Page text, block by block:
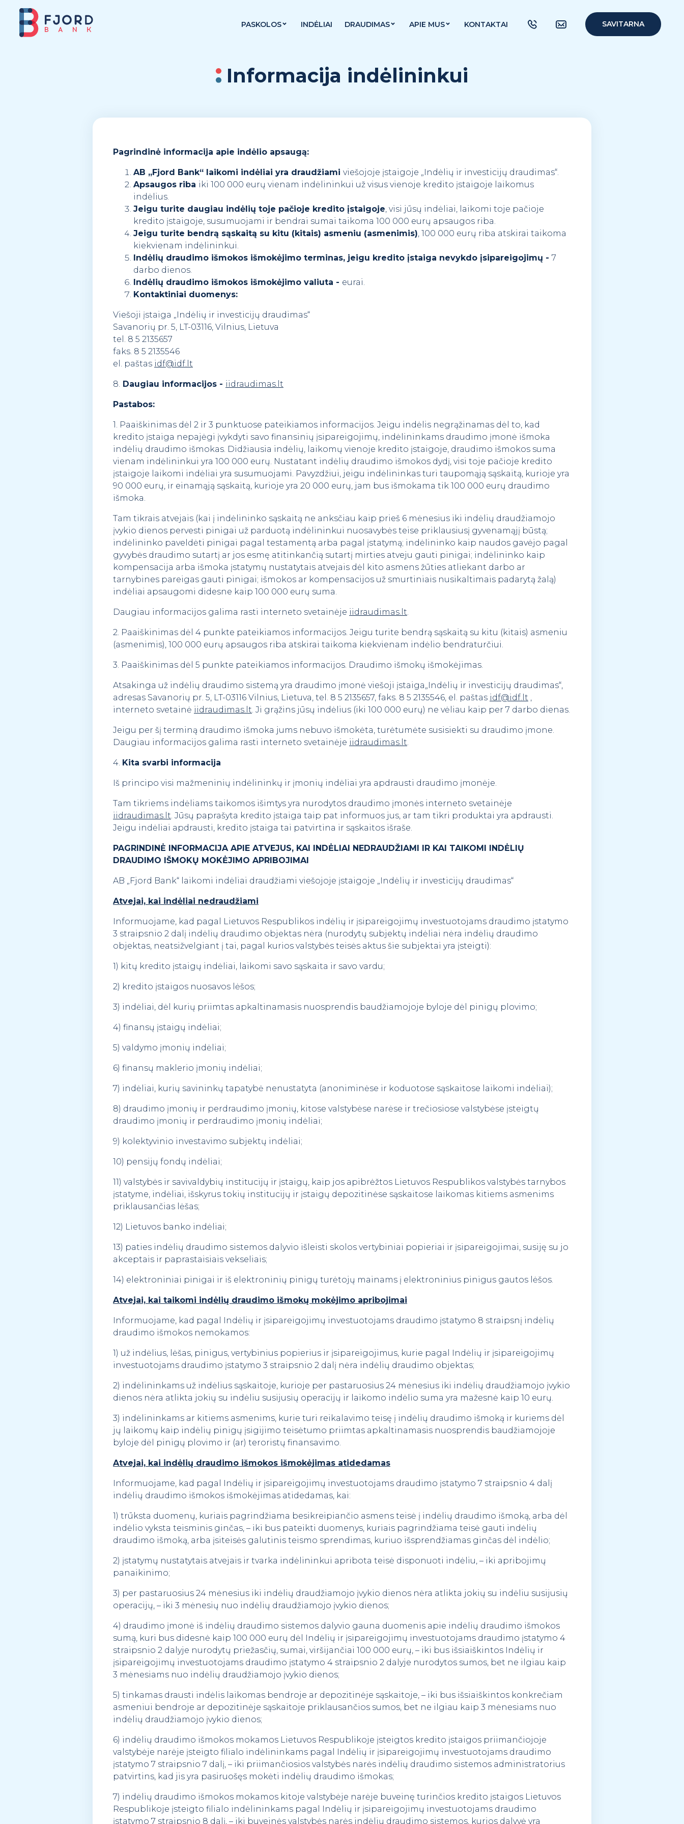
PASKOLOS INDĖLIAI DRAUDIMAS APIE MUS KONTAKTAI SAVITARNA
Informacija indėlininkui
Pagrindinė informacija apie indėlio apsaugą:
AB „Fjord Bank“ laikomi indėliai yra draudžiami viešojoje įstaigoje „Indėlių ir investicijų draudimas“.
Apsaugos riba iki 100 000 eurų vienam indėlininkui už visus vienoje kredito įstaigoje laikomus
indėlius.
Jeigu turite daugiau indėlių toje pačioje kredito įstaigoje, visi jūsų indėliai, laikomi toje pačioje
kredito įstaigoje, susumuojami ir bendrai sumai taikoma 100 000 eurų apsaugos riba.
Jeigu turite bendrą sąskaitą su kitu (kitais) asmeniu (asmenimis), 100 000 eurų riba atskirai taikoma
kiekvienam indėlininkui.
Indėlių draudimo išmokos išmokėjimo terminas, jeigu kredito įstaiga nevykdo įsipareigojimų - 7
darbo dienos.
Indėlių draudimo išmokos išmokėjimo valiuta - eurai.
Kontaktiniai duomenys:
Viešoji įstaiga „Indėlių ir investicijų draudimas“
Savanorių pr. 5, LT-03116, Vilnius, Lietuva
tel. 8 5 2135657
faks. 8 5 2135546
el. paštas idf@idf.lt
8. Daugiau informacijos - iidraudimas.lt
Pastabos:
1. Paaiškinimas dėl 2 ir 3 punktuose pateikiamos informacijos. Jeigu indėlis negrąžinamas dėl to, kad
kredito įstaiga nepajėgi įvykdyti savo finansinių įsipareigojimų, indėlininkams draudimo įmonė išmoka
indėlių draudimo išmokas. Didžiausia indėlių, laikomų vienoje kredito įstaigoje, draudimo išmokos suma
vienam indėlininkui yra 100 000 eurų. Nustatant indėlių draudimo išmokos dydį, visi toje pačioje kredito
įstaigoje laikomi indėliai yra susumuojami. Pavyzdžiui, jeigu indėlininkas turi taupomąją sąskaitą, kurioje yra
90 000 eurų, ir einamąją sąskaitą, kurioje yra 20 000 eurų, jam bus išmokama tik 100 000 eurų draudimo
išmoka.
Tam tikrais atvejais (kai į indėlininko sąskaitą ne anksčiau kaip prieš 6 mėnesius iki indėlių draudžiamojo
įvykio dienos pervesti pinigai už parduotą indėlininkui nuosavybės teise priklausiusį gyvenamąjį būstą;
indėlininko paveldėti pinigai pagal testamentą arba pagal įstatymą; indėlininko kaip naudos gavėjo pagal
gyvybės draudimo sutartį ar jos esmę atitinkančią sutartį mirties atveju gauti pinigai; indėlininko kaip
kompensacija arba išmoka įstatymų nustatytais atvejais dėl kito asmens žūties atliekant darbo ar
tarnybines pareigas gauti pinigai; išmokos ar kompensacijos už smurtiniais nusikaltimais padarytą žalą)
indėliai apsaugomi didesne kaip 100 000 eurų suma.
Daugiau informacijos galima rasti interneto svetainėje iidraudimas.lt.
2. Paaiškinimas dėl 4 punkte pateikiamos informacijos. Jeigu turite bendrą sąskaitą su kitu (kitais) asmeniu
(asmenimis), 100 000 eurų apsaugos riba atskirai taikoma kiekvienam indėlio bendraturčiui.
3. Paaiškinimas dėl 5 punkte pateikiamos informacijos. Draudimo išmokų išmokėjimas.
Atsakinga už indėlių draudimo sistemą yra draudimo įmonė viešoji įstaiga„Indėlių ir investicijų draudimas“,
adresas Savanorių pr. 5, LT-03116 Vilnius, Lietuva, tel. 8 5 2135657, faks. 8 5 2135546, el. paštas idf@idf.lt ,
interneto svetainė iidraudimas.lt. Ji grąžins jūsų indėlius (iki 100 000 eurų) ne vėliau kaip per 7 darbo dienas.
Jeigu per šį terminą draudimo išmoka jums nebuvo išmokėta, turėtumėte susisiekti su draudimo įmone.
Daugiau informacijos galima rasti interneto svetainėje iidraudimas.lt.
4. Kita svarbi informacija
Iš principo visi mažmeninių indėlininkų ir įmonių indėliai yra apdrausti draudimo įmonėje.
Tam tikriems indėliams taikomos išimtys yra nurodytos draudimo įmonės interneto svetainėje
iidraudimas.lt. Jūsų paprašyta kredito įstaiga taip pat informuos jus, ar tam tikri produktai yra apdrausti.
Jeigu indėliai apdrausti, kredito įstaiga tai patvirtina ir sąskaitos išraše.
PAGRINDINĖ INFORMACIJA APIE ATVEJUS, KAI INDĖLIAI NEDRAUDŽIAMI IR KAI TAIKOMI INDĖLIŲ
DRAUDIMO IŠMOKŲ MOKĖJIMO APRIBOJIMAI
AB „Fjord Bank“ laikomi indėliai draudžiami viešojoje įstaigoje „Indėlių ir investicijų draudimas“
Atvejai, kai indėliai nedraudžiami
Informuojame, kad pagal Lietuvos Respublikos indėlių ir įsipareigojimų investuotojams draudimo įstatymo
3 straipsnio 2 dalį indėlių draudimo objektas nėra (nurodytų subjektų indėliai nėra indėlių draudimo
objektas, neatsižvelgiant į tai, pagal kurios valstybės teisės aktus šie subjektai yra įsteigti):
1) kitų kredito įstaigų indėliai, laikomi savo sąskaita ir savo vardu;
2) kredito įstaigos nuosavos lėšos;
3) indėliai, dėl kurių priimtas apkaltinamasis nuosprendis baudžiamojoje byloje dėl pinigų plovimo;
4) finansų įstaigų indėliai;
5) valdymo įmonių indėliai;
6) finansų maklerio įmonių indėliai;
7) indėliai, kurių savininkų tapatybė nenustatyta (anoniminėse ir koduotose sąskaitose laikomi indėliai);
8) draudimo įmonių ir perdraudimo įmonių, kitose valstybėse narėse ir trečiosiose valstybėse įsteigtų
draudimo įmonių ir perdraudimo įmonių indėliai;
9) kolektyvinio investavimo subjektų indėliai;
10) pensijų fondų indėliai;
11) valstybės ir savivaldybių institucijų ir įstaigų, kaip jos apibrėžtos Lietuvos Respublikos valstybės tarnybos
įstatyme, indėliai, išskyrus tokių institucijų ir įstaigų depozitinėse sąskaitose laikomas kitiems asmenims
priklausančias lėšas;
12) Lietuvos banko indėliai;
13) paties indėlių draudimo sistemos dalyvio išleisti skolos vertybiniai popieriai ir įsipareigojimai, susiję su jo
akceptais ir paprastaisiais vekseliais;
14) elektroniniai pinigai ir iš elektroninių pinigų turėtojų mainams į elektroninius pinigus gautos lėšos.
Atvejai, kai taikomi indėlių draudimo išmokų mokėjimo apribojimai
Informuojame, kad pagal Indėlių ir įsipareigojimų investuotojams draudimo įstatymo 8 straipsnį indėlių
draudimo išmokos nemokamos:
1) už indėlius, lėšas, pinigus, vertybinius popierius ir įsipareigojimus, kurie pagal Indėlių ir įsipareigojimų
investuotojams draudimo įstatymo 3 straipsnio 2 dalį nėra indėlių draudimo objektas;
2) indėlininkams už indėlius sąskaitoje, kurioje per pastaruosius 24 mėnesius iki indėlių draudžiamojo įvykio
dienos nėra atlikta jokių su indėliu susijusių operacijų ir laikomo indėlio suma yra mažesnė kaip 10 eurų.
3) indėlininkams ar kitiems asmenims, kurie turi reikalavimo teisę į indėlių draudimo išmoką ir kuriems dėl
jų laikomų kaip indėlių pinigų įsigijimo teisėtumo priimtas apkaltinamasis nuosprendis baudžiamojoje
byloje dėl pinigų plovimo ir (ar) teroristų finansavimo.
Atvejai, kai indėlių draudimo išmokos išmokėjimas atidedamas
Informuojame, kad pagal Indėlių ir įsipareigojimų investuotojams draudimo įstatymo 7 straipsnio 4 dalį
indėlių draudimo išmokos išmokėjimas atidedamas, kai:
1) trūksta duomenų, kuriais pagrindžiama besikreipiančio asmens teisė į indėlių draudimo išmoką, arba dėl
indėlio vyksta teisminis ginčas, – iki bus pateikti duomenys, kuriais pagrindžiama teisė gauti indėlių
draudimo išmoką, arba įsiteisės galutinis teismo sprendimas, kuriuo išsprendžiamas ginčas dėl indėlio;
2) įstatymų nustatytais atvejais ir tvarka indėlininkui apribota teisė disponuoti indėliu, – iki apribojimų
panaikinimo;
3) per pastaruosius 24 mėnesius iki indėlių draudžiamojo įvykio dienos nėra atlikta jokių su indėliu susijusių
operacijų, – iki 3 mėnesių nuo indėlių draudžiamojo įvykio dienos;
4) draudimo įmonė iš indėlių draudimo sistemos dalyvio gauna duomenis apie indėlių draudimo išmokos
sumą, kuri bus didesnė kaip 100 000 eurų dėl Indėlių ir įsipareigojimų investuotojams draudimo įstatymo 4
straipsnio 2 dalyje nurodytų priežasčių, sumai, viršijančiai 100 000 eurų, – iki bus išsiaiškintos Indėlių ir
įsipareigojimų investuotojams draudimo įstatymo 4 straipsnio 2 dalyje nurodytos sumos, bet ne ilgiau kaip
3 mėnesiams nuo indėlių draudžiamojo įvykio dienos;
5) tinkamas drausti indėlis laikomas bendroje ar depozitinėje sąskaitoje, – iki bus išsiaiškintos konkrečiam
asmeniui bendroje ar depozitinėje sąskaitoje priklausančios sumos, bet ne ilgiau kaip 3 mėnesiams nuo
indėlių draudžiamojo įvykio dienos;
6) indėlių draudimo išmokos mokamos Lietuvos Respublikoje įsteigtos kredito įstaigos priimančiojoje
valstybėje narėje įsteigto filialo indėlininkams pagal Indėlių ir įsipareigojimų investuotojams draudimo
įstatymo 7 straipsnio 7 dalį, – iki priimančiosios valstybės narės indėlių draudimo sistemos administratorius
patvirtins, kad jis yra pasiruošęs mokėti indėlių draudimo išmokas;
7) indėlių draudimo išmokos mokamos kitoje valstybėje narėje buveinę turinčios kredito įstaigos Lietuvos
Respublikoje įsteigto filialo indėlininkams pagal Indėlių ir įsipareigojimų investuotojams draudimo
įstatymo 7 straipsnio 8 dalį, – iki buveinės valstybės narės indėlių draudimo sistemos, kurios dalyvė yra